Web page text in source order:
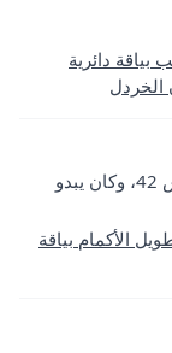
دائرية
الخردل
أنا أرتدي مقاس 44، أردت تجربة المقاس 42، وكان يبدو
الأكمام بياقة